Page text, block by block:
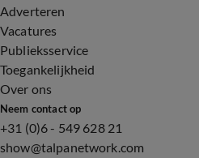
Adverteren
Vacatures
Publieksservice
Toegankelijkheid
Over ons
Neem contact op
+31 (0)6 - 549 628 21
show@talpanetwork.com